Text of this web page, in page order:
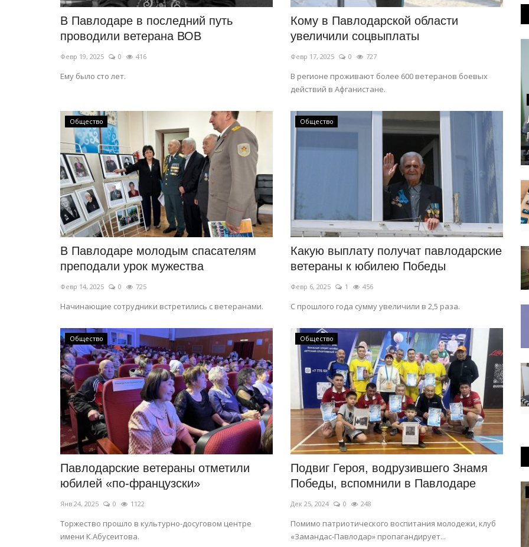
В Павлодаре в последний путь
проводили ветерана ВОВ
Февр 19, 2025 0 416
Ему было сто лет.
Кому в Павлодарской области
увеличили соцвыплаты
Февр 17, 2025 0 727
В регионе проживают более 600 ветеранов боевых
действий в Афганистане.
Общество
В Павлодаре молодым спасателям
преподали урок мужества
Февр 14, 2025 0 725
Начинающие сотрудники встретились с ветеранами.
Общество
Какую выплату получат павлодарские
ветераны к юбилею Победы
Февр 6, 2025 1 456
С прошлого года сумму увеличили в 2,5 раза.
Общество
Павлодарские ветераны отметили
юбилей «по-французски»
Янв 24, 2025 0 1122
Торжество прошло в культурно-досуговом центре
имени К.Абусеитова.
Общество
Подвиг Героя, водрузившего Знамя
Победы, вспомнили в Павлодаре
Дек 25, 2024 0 248
Помимо патриотического воспитания молодежи, клуб
«Замандас-Павлодар» пропагандирует...
Летний спорт ПАВЛОДАРСКАЯ ОБЛАСТЬ